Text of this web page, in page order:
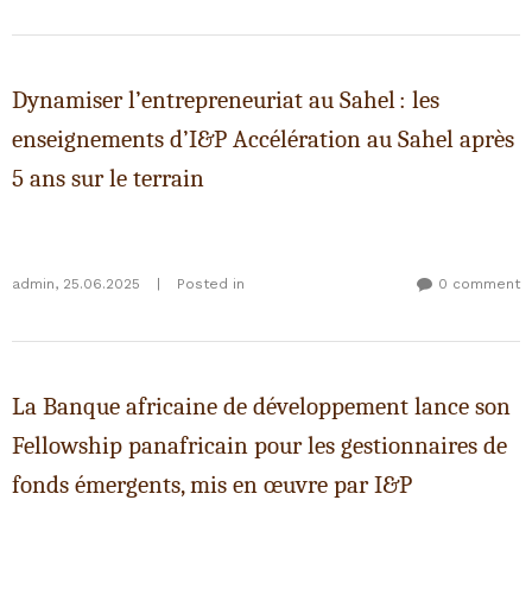
Dynamiser l’entrepreneuriat au Sahel : les
enseignements d’I&P Accélération au Sahel après
5 ans sur le terrain
admin, 25.06.2025 Posted in 0 comment
La Banque africaine de développement lance son
Fellowship panafricain pour les gestionnaires de
fonds émergents, mis en œuvre par I&P